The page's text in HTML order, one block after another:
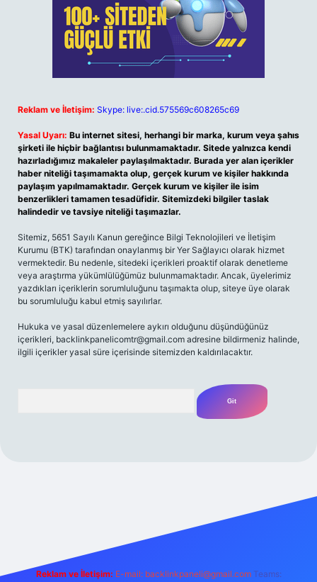
Reklam ve İletişim: Skype: live:.cid.575569c608265c69
Yasal Uyarı: Bu internet sitesi, herhangi bir marka, kurum veya şahıs
şirketi ile hiçbir bağlantısı bulunmamaktadır. Sitede yalnızca kendi
hazırladığımız makaleler paylaşılmaktadır. Burada yer alan içerikler
haber niteliği taşımamakta olup, gerçek kurum ve kişiler hakkında
paylaşım yapılmamaktadır. Gerçek kurum ve kişiler ile isim
benzerlikleri tamamen tesadüfidir. Sitemizdeki bilgiler taslak
halindedir ve tavsiye niteliği taşımazlar.
Sitemiz, 5651 Sayılı Kanun gereğince Bilgi Teknolojileri ve İletişim
Kurumu (BTK) tarafından onaylanmış bir Yer Sağlayıcı olarak hizmet
vermektedir. Bu nedenle, sitedeki içerikleri proaktif olarak denetleme
veya araştırma yükümlülüğümüz bulunmamaktadır. Ancak, üyelerimiz
yazdıkları içeriklerin sorumluluğunu taşımakta olup, siteye üye olarak
bu sorumluluğu kabul etmiş sayılırlar.
Hukuka ve yasal düzenlemelere aykırı olduğunu düşündüğünüz
içerikleri, backlinkpanelicomtr@gmail.com adresine bildirmeniz halinde,
ilgili içerikler yasal süre içerisinde sitemizden kaldırılacaktır.
Reklam ve İletişim: E-mail: backlinkpaneli@gmail.com Teams: